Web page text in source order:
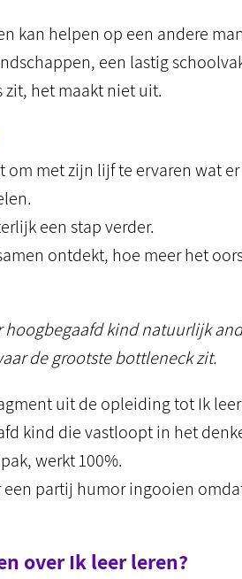
kan helpen op een andere
een lastig
zit, het maakt niet uit.
met zijn lijf te ervaren wat er
een stap verder.
ontdekt, hoe meer het
hoogbegaafd kind natuurlijk
de grootste bottleneck zit.
uit de opleiding tot Ik
kind die vastloopt in het
werkt 100%.
partij humor ingooien
over Ik leer leren?